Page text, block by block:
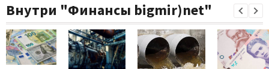
Внутри "Финансы bigmir)net"